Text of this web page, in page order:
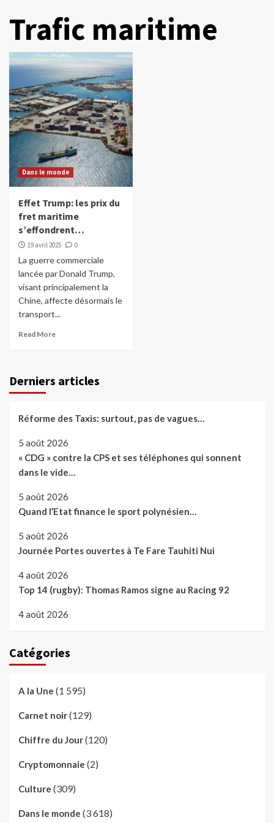
Trafic maritime
Dans le monde
Effet Trump: les prix du
fret maritime
s’effondrent…
19 avril 2025 0
La guerre commerciale
lancée par Donald Trump,
visant principalement la
Chine, affecte désormais le
transport...
Read More
Derniers articles
Réforme des Taxis: surtout, pas de vagues…
5 août 2026
« CDG » contre la CPS et ses téléphones qui sonnent
dans le vide…
5 août 2026
Quand l’Etat finance le sport polynésien…
5 août 2026
Journée Portes ouvertes à Te Fare Tauhiti Nui
4 août 2026
Top 14 (rugby): Thomas Ramos signe au Racing 92
4 août 2026
Catégories
A la Une (1 595)
Carnet noir(129)
Chiffre du Jour(120)
Cryptomonnaie (2)
Culture (309)
Dans le monde (3 618)